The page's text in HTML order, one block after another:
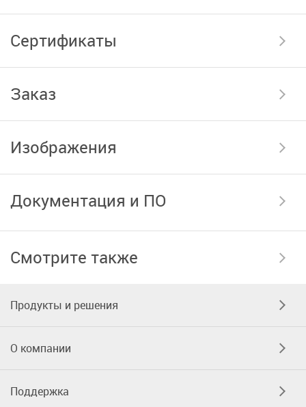
Сертификаты
Заказ
Изображения
Документация и ПО
Смотрите также
Продукты и решения
О компании
Поддержка